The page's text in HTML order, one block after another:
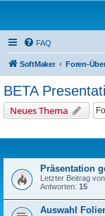
FAQ
SoftMaker Foren-
BETA
Neues Thema
Präsentation
Letzter Beitrag von
Antworten: 15
Auswahl